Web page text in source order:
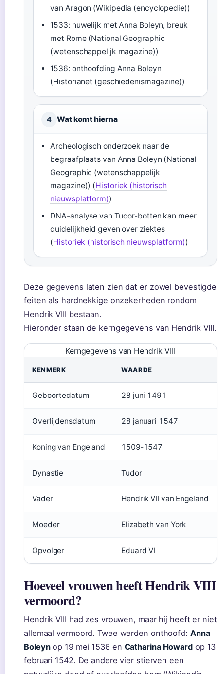
van Aragon (Wikipedia (encyclopedie))
1533: huwelijk met Anna Boleyn, breuk
met Rome (National Geographic
(wetenschappelijk magazine))
1536: onthoofding Anna Boleyn
(Historianet (geschiedenismagazine))
4 Wat komt hierna
Archeologisch onderzoek naar de
begraafplaats van Anna Boleyn (National
Geographic (wetenschappelijk
magazine)) (Historiek (historisch
nieuwsplatform))
DNA-analyse van Tudor-botten kan meer
duidelijkheid geven over ziektes
(Historiek (historisch nieuwsplatform))
Deze gegevens laten zien dat er zowel bevestigde
feiten als hardnekkige onzekerheden rondom
Hendrik VIII bestaan.
Hieronder staan de kerngegevens van Hendrik VIII.
Kerngegevens van Hendrik VIII
KENMERK WAARDE
Geboortedatum 28 juni 1491
Overlijdensdatum 28 januari 1547
Koning van Engeland 1509‑1547
Dynastie Tudor
Vader Hendrik VII van Engeland
Moeder Elizabeth van York
Opvolger Eduard VI
Hoeveel vrouwen heeft Hendrik VIII
vermoord?
Hendrik VIII had zes vrouwen, maar hij heeft er niet
allemaal vermoord. Twee werden onthoofd: Anna
Boleynop 19 mei 1536 en Catharina Howardop 13
februari 1542. De andere vier stierven een